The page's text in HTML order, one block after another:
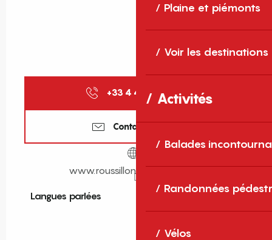
Plaine et piémonts
Voir les destinations
Activités
Balades
Randonnées
Vélos
+33 4 48 90 09 ▒▒
Contactez-nous
www.roussillon-croisieres.com
Langues parlées
Langues parlées